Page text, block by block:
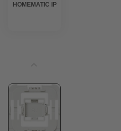
HOMEMATIC IP